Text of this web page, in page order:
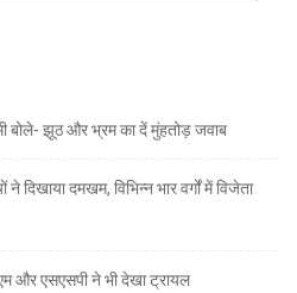
बोले- झूठ और भ्रम का दें मुंहतोड़ जवाब
दिखाया दमखम, विभिन्न भार वर्गों में विजेता
और एसएसपी ने भी देखा ट्रायल